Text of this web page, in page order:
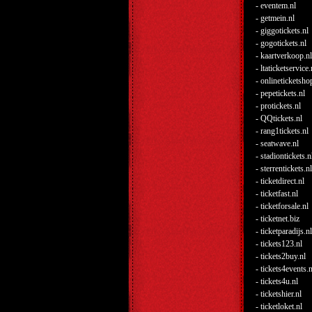
- eventem.nl
- getmein.nl
- giggotickets.nl
- gogotickets.nl
- kaartverkoop.nl
-
-
- pepetickets.nl
- protickets.nl
- QQtickets.nl
- rang1tickets.nl
- seatwave.nl
-
- sterrentickets.nl
- ticketdirect.nl
- ticketfast.nl
- ticketforsale.nl
- ticketnet.biz
- ticketparadijs.nl
- tickets123.nl
- tickets2buy.nl
-
- tickets4u.nl
- ticketshier.nl
- ticketloket.nl